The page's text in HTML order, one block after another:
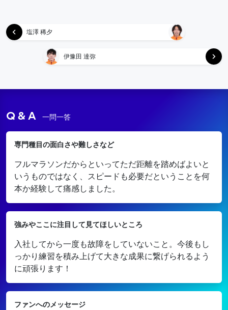
塩澤 稀夕
伊豫田 達弥
Q & A 一問一答
専門種目の面白さや難しさなど
フルマラソンだからといってただ距離を踏めばよいと
いうものではなく、スピードも必要だということを何
本か経験して痛感しました。
強みやここに注目して見てほしいところ
入社してから一度も故障をしていないこと。今後もし
っかり練習を積み上げて大きな成果に繋げられるよう
に頑張ります！
ファンへのメッセージ